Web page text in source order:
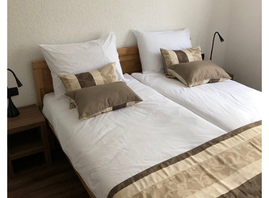
Skladiščni
Stanovanja
Razvoj
projektov
oddajo